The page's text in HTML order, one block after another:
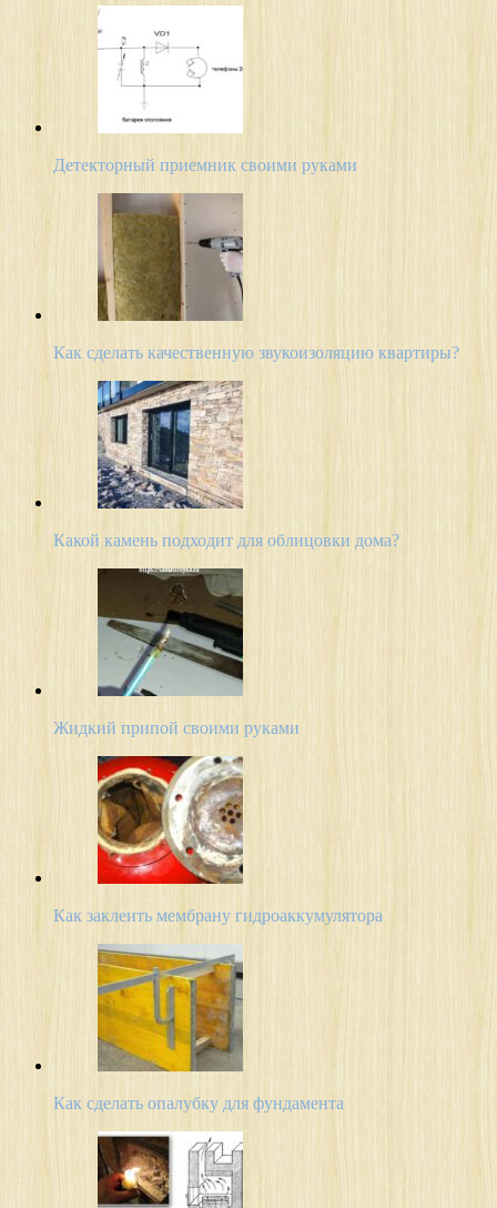
Детекторный приемник своими руками
Как сделать качественную звукоизоляцию квартиры?
Какой камень подходит для облицовки дома?
Жидкий припой своими руками
Как заклеить мембрану гидроаккумулятора
Как сделать опалубку для фундамента